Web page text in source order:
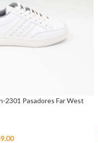
2301 Pasadores Far West